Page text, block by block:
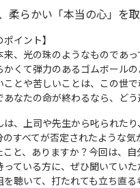
柔らかい「本当の心」を
ポイント】
、光の珠のようなものであ
くて弾力のあるゴムボール
とや苦しいことは、この世
なたの命が終わるなら、どう
は、上司や先生から叱られた
のすべてが否定されたような
こと、ありますか？今回は、
っている方に、ぜひ聞いてい
を聴いて、打たれても立ち直